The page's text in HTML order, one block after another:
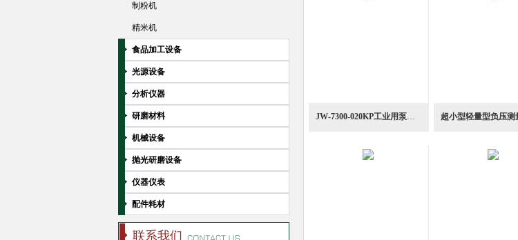
JW-7300-020KP工业用泵压缩机低压侧监控压力检测器
制粉机
精米机
食品加工设备
光源设备
分析仪器
研磨材料
机械设备
抛光研磨设备
仪器仪表
配件耗材
联系我们